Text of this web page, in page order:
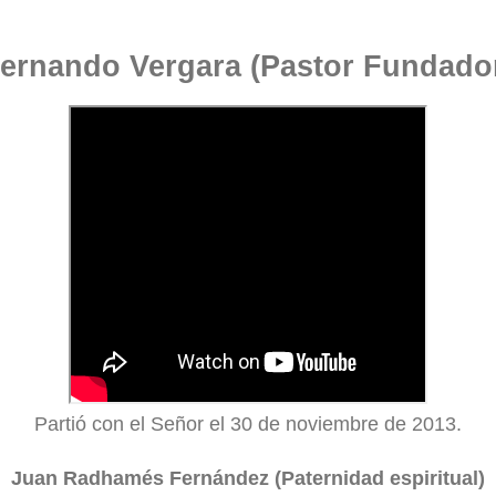
Vergara (Pastor
Partió con el Señor el 30 de noviembre de 2013.
Juan Radhamés Fernández (Paternidad espiritual)